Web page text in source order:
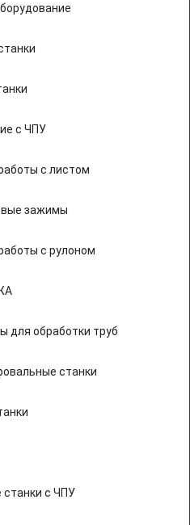
с ЧПУ
с листом
зажимы
с рулоном
для обработки труб
станки
с ЧПУ